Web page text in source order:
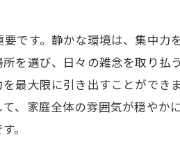
える心の安らぎ
デザインの選び方
しい祈りの形
神棚の配置術
族の価値観
です。静かな環境は、集中力
を選び、日々の雑念を取り払
最大限に引き出すことができ
、家庭全体の雰囲気が穏やか
。